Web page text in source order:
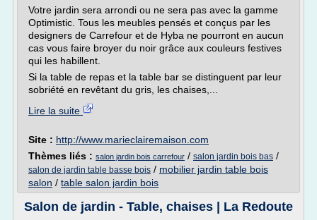
Votre jardin sera arrondi ou ne sera pas avec la gamme
Optimistic. Tous les meubles pensés et conçus par les
designers de Carrefour et de Hyba ne pourront en aucun
cas vous faire broyer du noir grâce aux couleurs festives
qui les habillent.
Si la table de repas et la table bar se distinguent par leur
sobriété en revêtant du gris, les chaises,...
Lire la suite
Site : http://www.marieclairemaison.com
Thèmes liés : salon jardin bois carrefour / salon jardin bois bas /
salon de jardin table basse bois / mobilier jardin table bois
salon / table salon jardin bois
Salon de jardin - Table, chaises | La Redoute